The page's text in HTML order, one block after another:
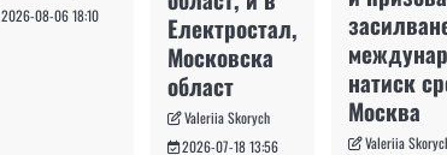
2026-08-06 18:10
Електростал,
Московска
област
Valeriia Skorych
2026-07-18 13:56
натиск
Москва
Valeriia